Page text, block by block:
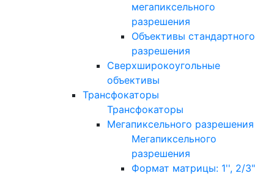
мегапиксельного
разрешения
Объективы стандартного
разрешения
Сверхширокоугольные
объективы
Трансфокаторы
Трансфокаторы
Мегапиксельного разрешения
Мегапиксельного
разрешения
Формат матрицы: 1'', 2/3"